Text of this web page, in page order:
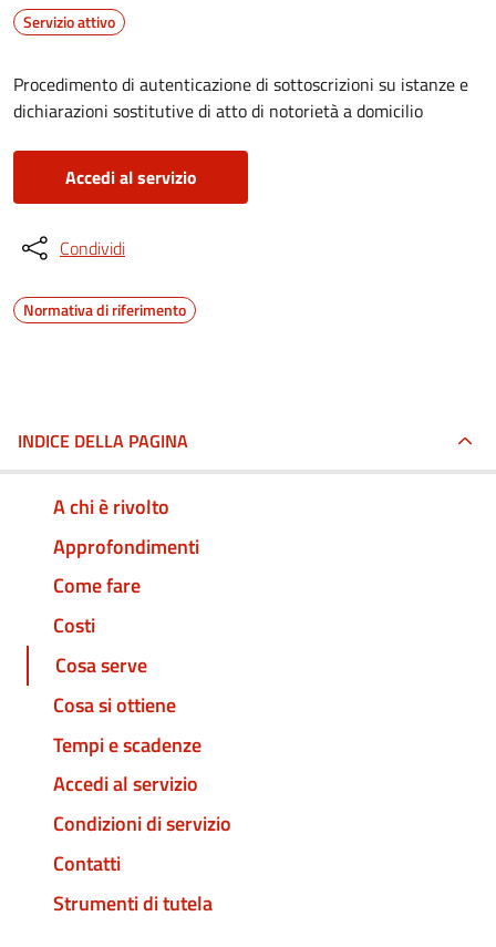
Servizio attivo
Procedimento di autenticazione di sottoscrizioni su istanze e
dichiarazioni sostitutive di atto di notorietà a domicilio
Accedi al servizio
Condividi
Normativa di riferimento
INDICE DELLA PAGINA
A chi è rivolto
Approfondimenti
Come fare
Costi
Cosa serve
Cosa si ottiene
Tempi e scadenze
Accedi al servizio
Condizioni di servizio
Contatti
Strumenti di tutela